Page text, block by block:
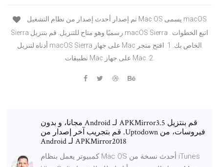
Sierra رسميًا وهو متاح للتنزيل. قم بتنزيل macOS Sierra . اتبع الخطوات
أدناه لتنزيل macOS Sierra على جهاز Mac الخاص بك. 1. افتح متجر
تطبيقات Mac على جهاز Mac. 2.
‫قم بنتزيل APKMirror3.5 لـ Android مجانا، و بدون
فيروسات، من Uptodown. قم بتجريب آخر إصدار من
APKMirror2018 لـ Android
كمبيوتر يعمل بنظام Mac OS أحدث نسخة من iTunes